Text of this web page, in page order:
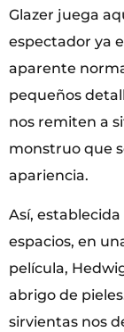
Glazer juega
espectador ya
aparente
pequeños
nos remiten a
monstruo que
apariencia.
Así,
espacios, en
película,
abrigo de
sirvientas nos